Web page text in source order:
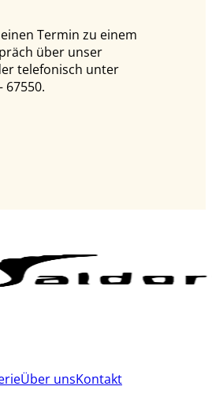
Termin zu einem
über unser
telefonisch unter
67550.
Über unsKontakt